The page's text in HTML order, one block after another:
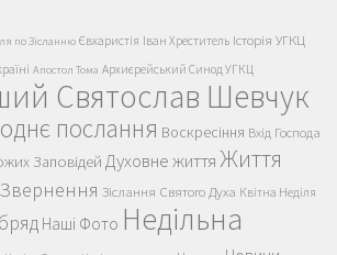
по Зісланню Євхаристія Іван Хреститель Історія УГКЦ
Апостол Тома Архиєрейський Синод УГКЦ
Святослав Шевчук
послання Воскресіння Вхід Господа
Заповідей Духовне життяЖиття
Звернення Зіслання Святого Духа Квітна Неділя
Наші Фото Недільна